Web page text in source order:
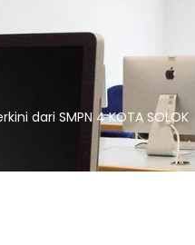
dari SMPN 4 KOTA SOLOK